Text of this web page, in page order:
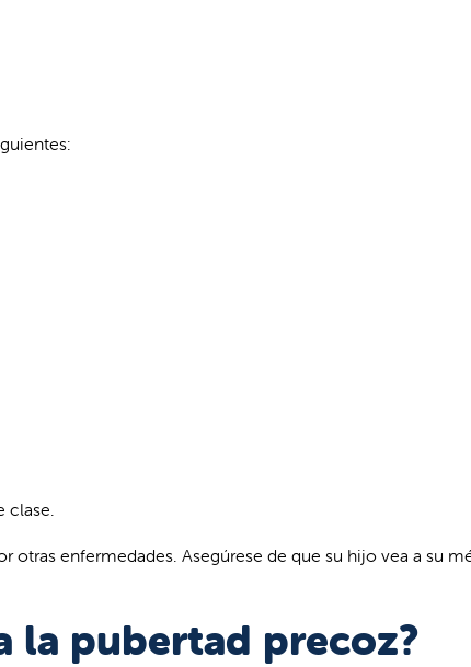
clase.
otras enfermedades. Asegúrese de que su hijo vea a su
la pubertad precoz?